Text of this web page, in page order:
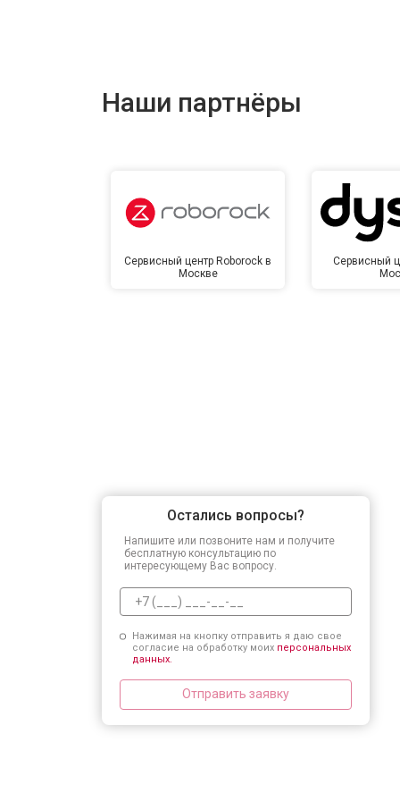
Наши партнёры
Сервисный центр Roborock в
Москве
Сервисный
Остались вопросы?
Напишите или позвоните нам и получите
бесплатную консультацию по
интересующему Вас вопросу.
Нажимая на кнопку отправить я даю свое
согласие на обработку моих персональных
данных.
Отправить заявку